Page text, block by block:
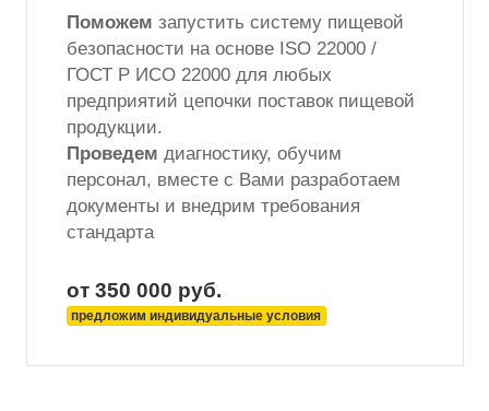
Поможем запустить систему пищевой
безопасности на основе ISO 22000 /
ГОСТ Р ИСО 22000 для любых
предприятий цепочки поставок пищевой
продукции.
Проведем диагностику, обучим
персонал, вместе с Вами разработаем
документы и внедрим требования
стандарта
от 350 000 руб.
предложим индивидуальные условия